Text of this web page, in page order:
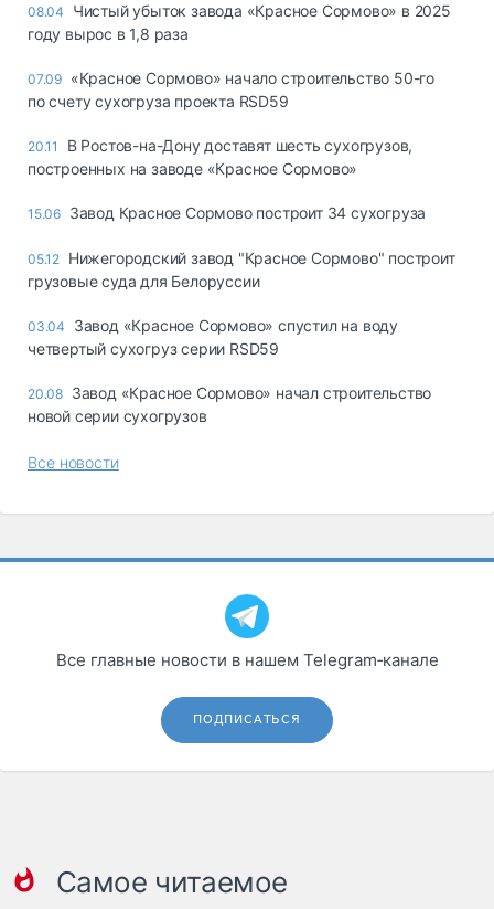
транспорт
Автосервис,
Топливо, масла и
автохимия
Дзен
08.04
Чистый убыток завода «Красное Сормово» в 2025
году вырос в 1,8 раза
07.09 «Красное Сормово» начало строительство 50-го
по счету сухогруза проекта RSD59
20.11
В Ростов-на-Дону доставят шесть сухогрузов,
построенных на заводе «Красное Сормово»
15.06 Завод Красное Сормово построит 34 сухогруза
05.12 Нижегородский завод "Красное Сормово" построит
грузовые суда для Белоруссии
03.04
Завод «Красное Сормово» спустил на воду
четвертый сухогруз серии RSD59
20.08 Завод «Красное Сормово» начал строительство
новой серии сухогрузов
Все новости
Все главные новости в нашем Telegram‑канале
ПОДПИСАТЬСЯ
Самое читаемое